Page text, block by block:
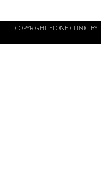
COPYRIGHTELONE CLINIC BY